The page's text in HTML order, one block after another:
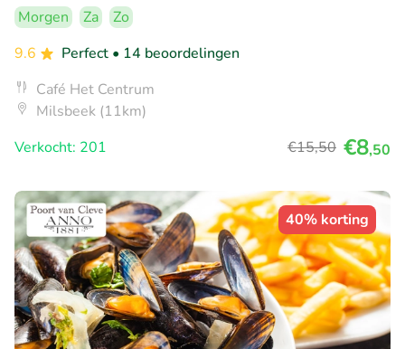
Morgen Za
Zo
9.6
Perfect • 14 beoordelingen
Café Het Centrum
Milsbeek (11km)
Verkocht: 201
€15,50 €8,50
40% korting